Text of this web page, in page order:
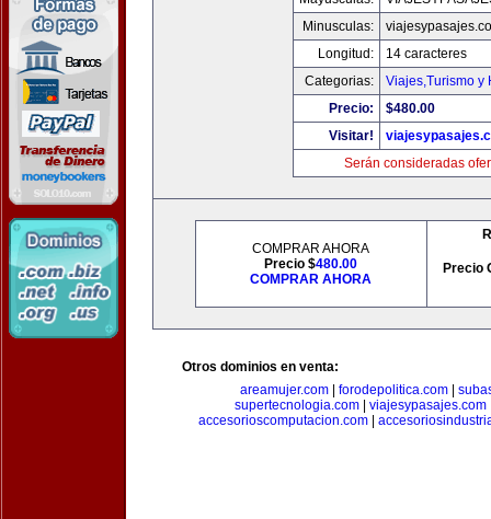
Minusculas:
Longitud:
14 caracteres
Categorias:
Viajes,Turismo y
Precio:
$480.00
Visitar!
Serán consideradas
COMPRAR AHORA
Precio $480.00
COMPRAR AHORA
Precio
Otros dominios en venta:
areamujer.com
forodepolitica.com
supertecnologia.com| viajesypasajes.com
accesorioscomputacion.com